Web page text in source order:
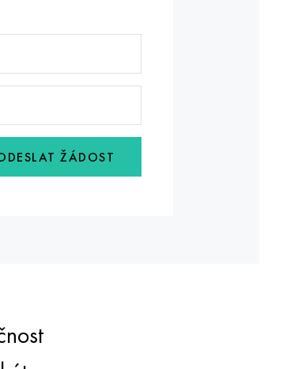
ŽÁDOST